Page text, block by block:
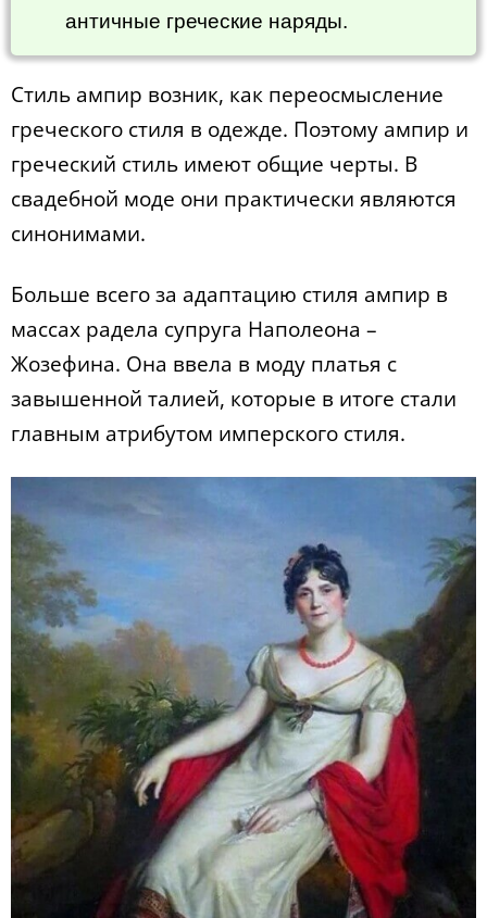
античные греческие наряды.
Стиль ампир возник, как переосмысление
греческого стиля в одежде. Поэтому ампир и
греческий стиль имеют общие черты. В
свадебной моде они практически являются
синонимами.
Больше всего за адаптацию стиля ампир в
массах радела супруга Наполеона –
Жозефина. Она ввела в моду платья с
завышенной талией, которые в итоге стали
главным атрибутом имперского стиля.